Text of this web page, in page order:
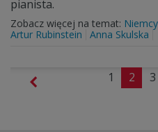
pianista.
Zobacz więcej na temat: Niemcy
Artur Rubinstein
Anna Skulska
1 2 3